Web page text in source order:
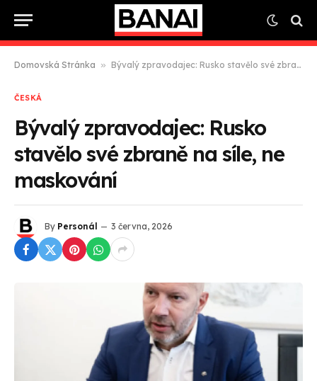
Domovská Stránka » Bývalý zpravodajec: Rusko stavělo své zbraně na síle, ne maskování
ČESKÁ
Bývalý zpravodajec: Rusko
stavělo své zbraně na síle, ne
maskování
By Personál 3 června, 2026